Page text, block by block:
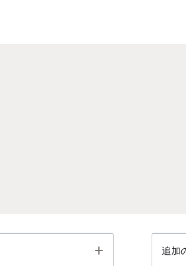
Toggle 追加